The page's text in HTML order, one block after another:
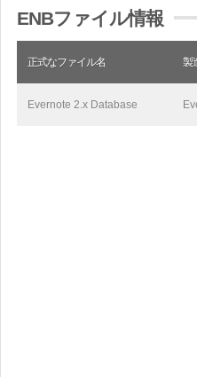
ENBファイル情報
正式なファイル名 製
Evernote 2.x Database